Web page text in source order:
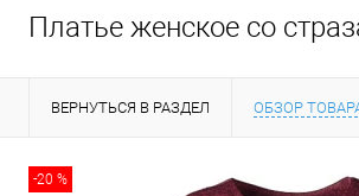
Платье женское со
ВЕРНУТЬСЯ В РАЗДЕЛ ОБЗОР
-20 %